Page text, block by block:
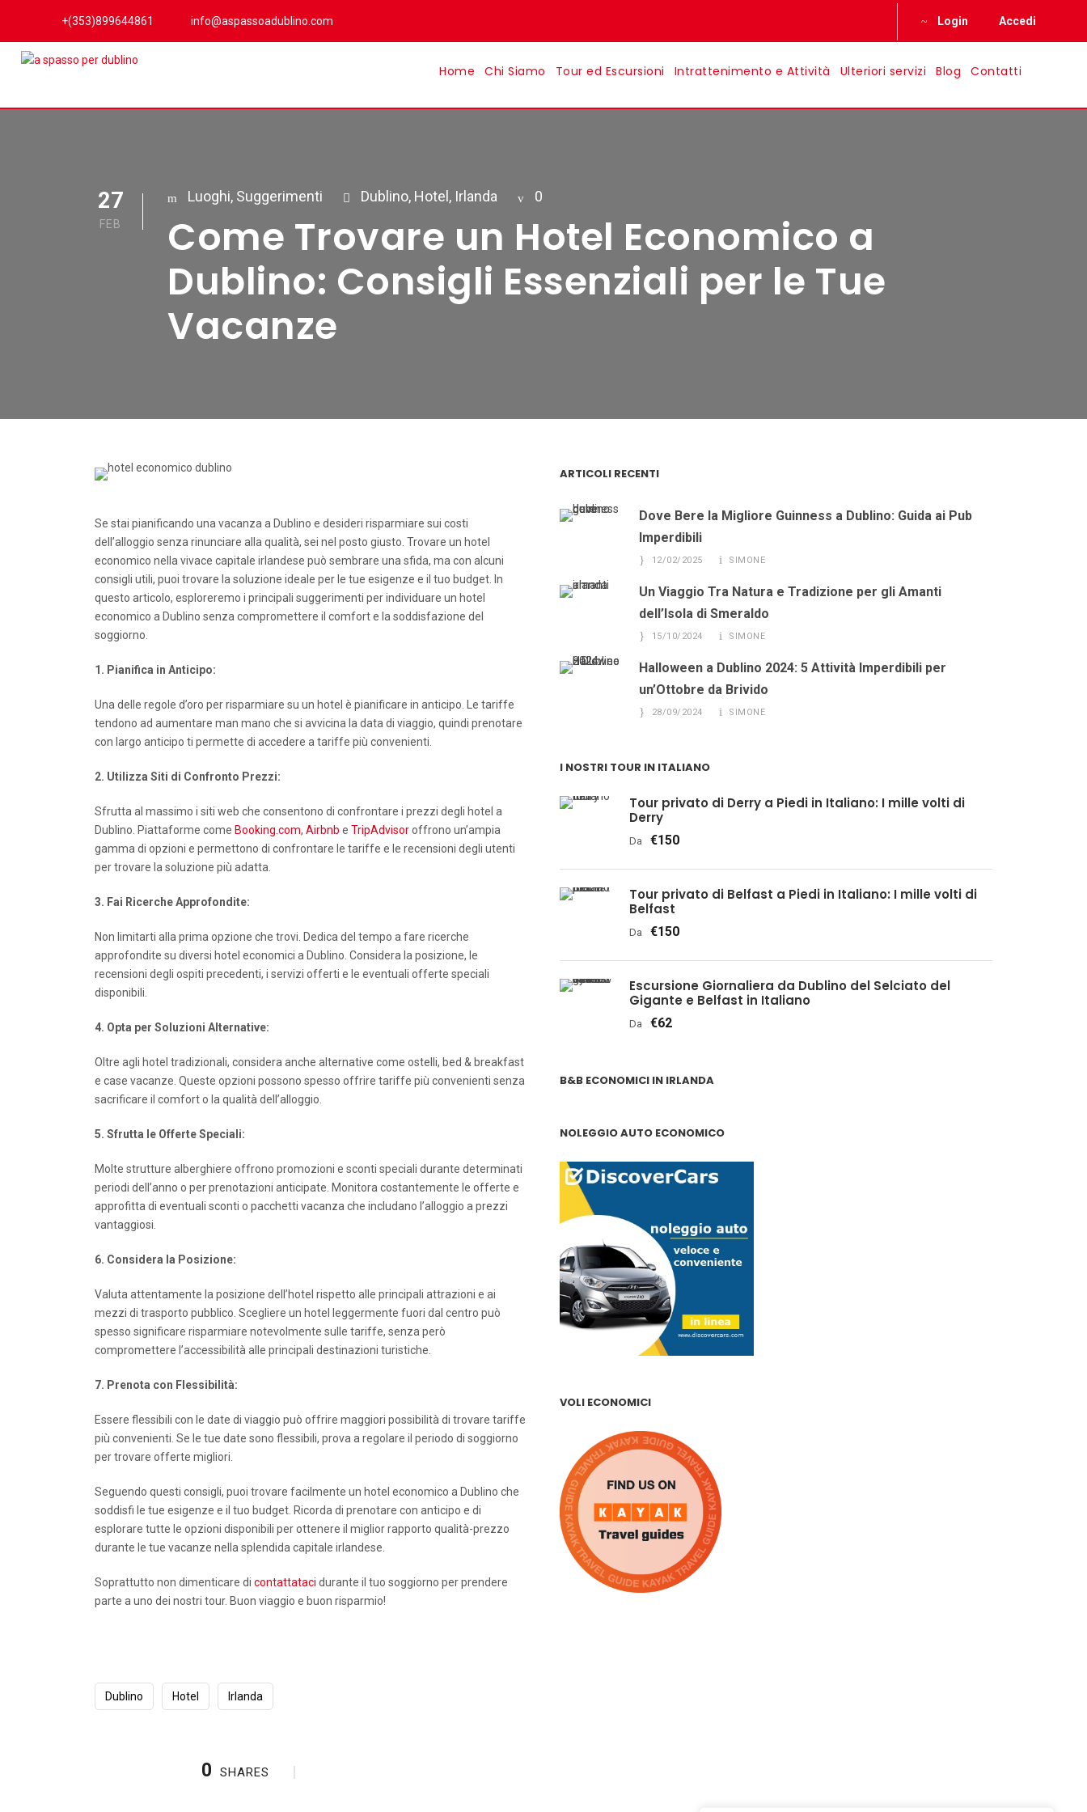
+(353)899644861 info@aspassoadublino.com Login Accedi
Home Chi Siamo Tour ed Escursioni Intrattenimento e Attività Ulteriori servizi Blog Contatti
27
FEB
Luoghi, Suggerimenti Dublino, Hotel , Irlanda 0
Come Trovare un Hotel Economico a
Dublino: Consigli Essenziali per le Tue
Vacanze
Se stai pianificando una vacanza a Dublino e desideri risparmiare sui costi
dell’alloggio senza rinunciare alla qualità, sei nel posto giusto. Trovare un hotel
economico nella vivace capitale irlandese può sembrare una sfida, ma con alcuni
consigli utili, puoi trovare la soluzione ideale per le tue esigenze e il tuo budget. In
questo articolo, esploreremo i principali suggerimenti per individuare un hotel
economico a Dublino senza compromettere il comfort e la soddisfazione del
soggiorno.
1. Pianifica in Anticipo:
Una delle regole d’oro per risparmiare su un hotel è pianificare in anticipo. Le tariffe
tendono ad aumentare man mano che si avvicina la data di viaggio, quindi prenotare
con largo anticipo ti permette di accedere a tariffe più convenienti.
2. Utilizza Siti di Confronto Prezzi:
Sfrutta al massimo i siti web che consentono di confrontare i prezzi degli hotel a
Dublino. Piattaforme come Booking.com, Airbnb e TripAdvisoroffrono un’ampia
gamma di opzioni e permettono di confrontare le tariffe e le recensioni degli utenti
per trovare la soluzione più adatta.
3. Fai Ricerche Approfondite:
Non limitarti alla prima opzione che trovi. Dedica del tempo a fare ricerche
approfondite su diversi hotel economici a Dublino. Considera la posizione, le
recensioni degli ospiti precedenti, i servizi offerti e le eventuali offerte speciali
disponibili.
4. Opta per Soluzioni Alternative:
Oltre agli hotel tradizionali, considera anche alternative come ostelli, bed & breakfast
e case vacanze. Queste opzioni possono spesso offrire tariffe più convenienti senza
sacrificare il comfort o la qualità dell’alloggio.
5. Sfrutta le Offerte Speciali:
Molte strutture alberghiere offrono promozioni e sconti speciali durante determinati
periodi dell’anno o per prenotazioni anticipate. Monitora costantemente le offerte e
approfitta di eventuali sconti o pacchetti vacanza che includano l’alloggio a prezzi
vantaggiosi.
6. Considera la Posizione:
Valuta attentamente la posizione dell’hotel rispetto alle principali attrazioni e ai
mezzi di trasporto pubblico. Scegliere un hotel leggermente fuori dal centro può
spesso significare risparmiare notevolmente sulle tariffe, senza però
compromettere l’accessibilità alle principali destinazioni turistiche.
7. Prenota con Flessibilità:
Essere flessibili con le date di viaggio può offrire maggiori possibilità di trovare tariffe
più convenienti. Se le tue date sono flessibili, prova a regolare il periodo di soggiorno
per trovare offerte migliori.
Seguendo questi consigli, puoi trovare facilmente un hotel economico a Dublino che
soddisfi le tue esigenze e il tuo budget. Ricorda di prenotare con anticipo e di
esplorare tutte le opzioni disponibili per ottenere il miglior rapporto qualità-prezzo
durante le tue vacanze nella splendida capitale irlandese.
Soprattutto non dimenticare di contattataci durante il tuo soggiorno per prendere
parte a uno dei nostri tour. Buon viaggio e buon risparmio!
Dublino Hotel Irlanda
0 SHARES
ARTICOLI RECENTI
Dove Bere la Migliore Guinness a Dublino: Guida ai Pub
Imperdibili
12/02/2025 SIMONE
Un Viaggio Tra Natura e Tradizione per gli Amanti
dell’Isola di Smeraldo
15/10/2024 SIMONE
Halloween a Dublino 2024: 5 Attività Imperdibili per
un’Ottobre da Brivido
28/09/2024 SIMONE
I NOSTRI TOUR IN ITALIANO
Tour privato di Derry a Piedi in Italiano: I mille volti di
Derry
Da €150
Tour privato di Belfast a Piedi in Italiano: I mille volti di
Belfast
Da €150
Escursione Giornaliera da Dublino del Selciato del
Gigante e Belfast in Italiano
Da €62
B&B ECONOMICI IN IRLANDA
NOLEGGIO AUTO ECONOMICO
VOLI ECONOMICI